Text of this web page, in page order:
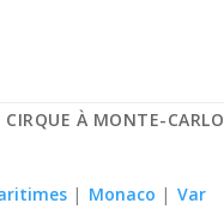
CIRQUE À MONTE-CARLO
| Monaco | Var